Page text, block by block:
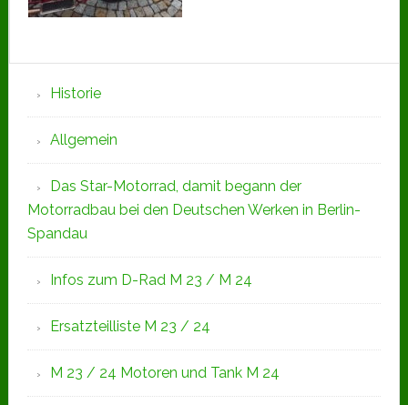
Seitenspalte
Historie
Allgemein
Das Star-Motorrad, damit begann der
Motorradbau bei den Deutschen Werken in Berlin-
Spandau
Infos zum D-Rad M 23 / M 24
Ersatzteilliste M 23 / 24
M 23 / 24 Motoren und Tank M 24